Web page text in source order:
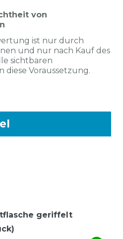
von
ist nur durch
und nur nach Kauf des
sichtbaren
Voraussetzung.
geriffelt